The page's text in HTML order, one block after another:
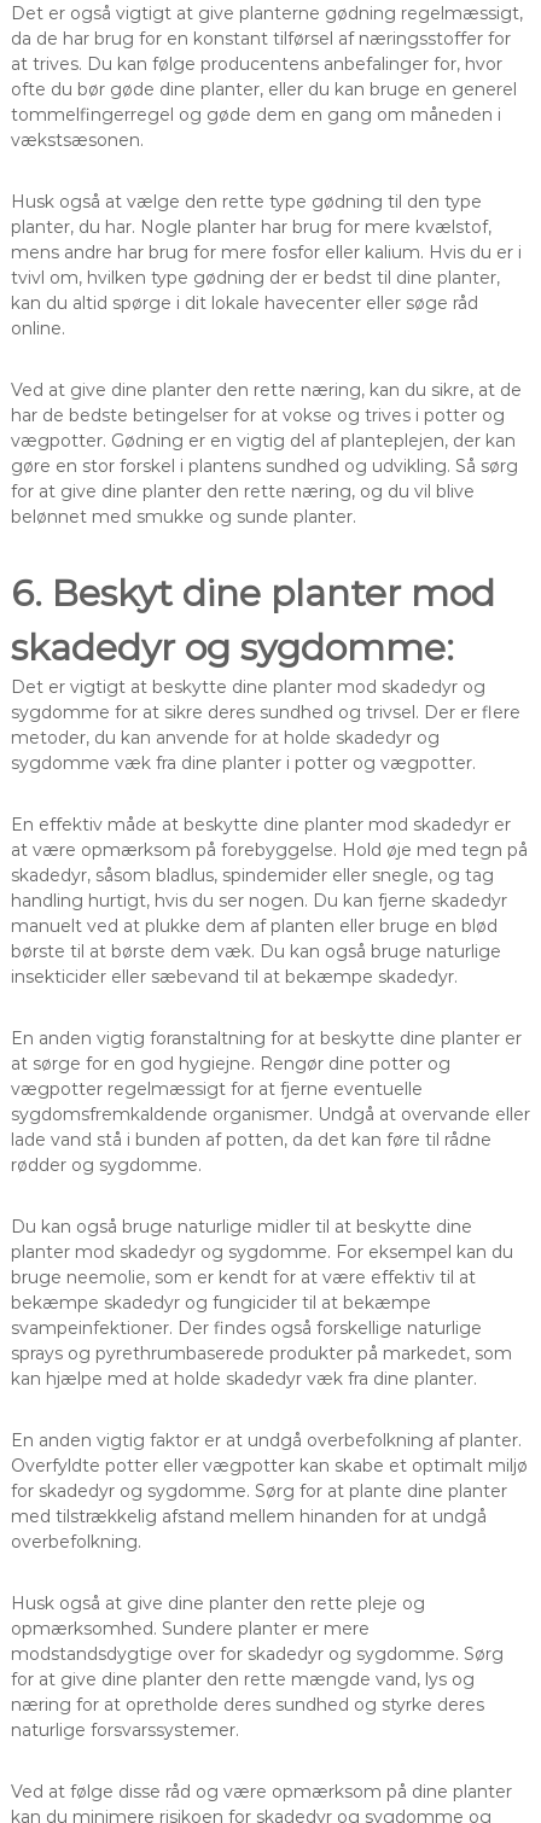
Det er også vigtigt at give planterne gødning regelmæssigt,
da de har brug for en konstant tilførsel af næringsstoffer for
at trives. Du kan følge producentens anbefalinger for, hvor
ofte du bør gøde dine planter, eller du kan bruge en generel
tommelfingerregel og gøde dem en gang om måneden i
vækstsæsonen.
Husk også at vælge den rette type gødning til den type
planter, du har. Nogle planter har brug for mere kvælstof,
mens andre har brug for mere fosfor eller kalium. Hvis du er i
tvivl om, hvilken type gødning der er bedst til dine planter,
kan du altid spørge i dit lokale havecenter eller søge råd
online.
Ved at give dine planter den rette næring, kan du sikre, at de
har de bedste betingelser for at vokse og trives i potter og
vægpotter. Gødning er en vigtig del af planteplejen, der kan
gøre en stor forskel i plantens sundhed og udvikling. Så sørg
for at give dine planter den rette næring, og du vil blive
belønnet med smukke og sunde planter.
6. Beskyt dine planter mod
skadedyr og sygdomme:
Det er vigtigt at beskytte dine planter mod skadedyr og
sygdomme for at sikre deres sundhed og trivsel. Der er flere
metoder, du kan anvende for at holde skadedyr og
sygdomme væk fra dine planter i potter og vægpotter.
En effektiv måde at beskytte dine planter mod skadedyr er
at være opmærksom på forebyggelse. Hold øje med tegn på
skadedyr, såsom bladlus, spindemider eller snegle, og tag
handling hurtigt, hvis du ser nogen. Du kan fjerne skadedyr
manuelt ved at plukke dem af planten eller bruge en blød
børste til at børste dem væk. Du kan også bruge naturlige
insekticider eller sæbevand til at bekæmpe skadedyr.
En anden vigtig foranstaltning for at beskytte dine planter er
at sørge for en god hygiejne. Rengør dine potter og
vægpotter regelmæssigt for at fjerne eventuelle
sygdomsfremkaldende organismer. Undgå at overvande eller
lade vand stå i bunden af ​​potten, da det kan føre til rådne
rødder og sygdomme.
Du kan også bruge naturlige midler til at beskytte dine
planter mod skadedyr og sygdomme. For eksempel kan du
bruge neemolie, som er kendt for at være effektiv til at
bekæmpe skadedyr og fungicider til at bekæmpe
svampeinfektioner. Der findes også forskellige naturlige
sprays og pyrethrumbaserede produkter på markedet, som
kan hjælpe med at holde skadedyr væk fra dine planter.
En anden vigtig faktor er at undgå overbefolkning af planter.
Overfyldte potter eller vægpotter kan skabe et optimalt miljø
for skadedyr og sygdomme. Sørg for at plante dine planter
med tilstrækkelig afstand mellem hinanden for at undgå
overbefolkning.
Husk også at give dine planter den rette pleje og
opmærksomhed. Sundere planter er mere
modstandsdygtige over for skadedyr og sygdomme. Sørg
for at give dine planter den rette mængde vand, lys og
næring for at opretholde deres sundhed og styrke deres
naturlige forsvarssystemer.
Ved at følge disse råd og være opmærksom på dine planter
kan du minimere risikoen for skadedyr og sygdomme og